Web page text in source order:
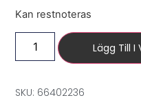
Kan restnoteras
Lägg Till I
SKU: 66402236